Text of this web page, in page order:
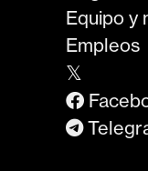
Equipo y
Empleos
𝕏